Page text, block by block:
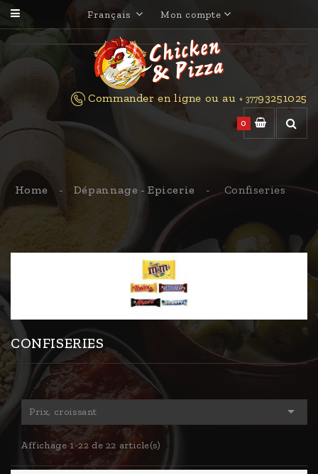
Français Mon compte
0
Commander en ligne ou au+ 37793251025
Home Dépannage - Epicerie Confiseries
CONFISERIES
Prix, croissant 
Affichage 1-22 de 22 article(s)